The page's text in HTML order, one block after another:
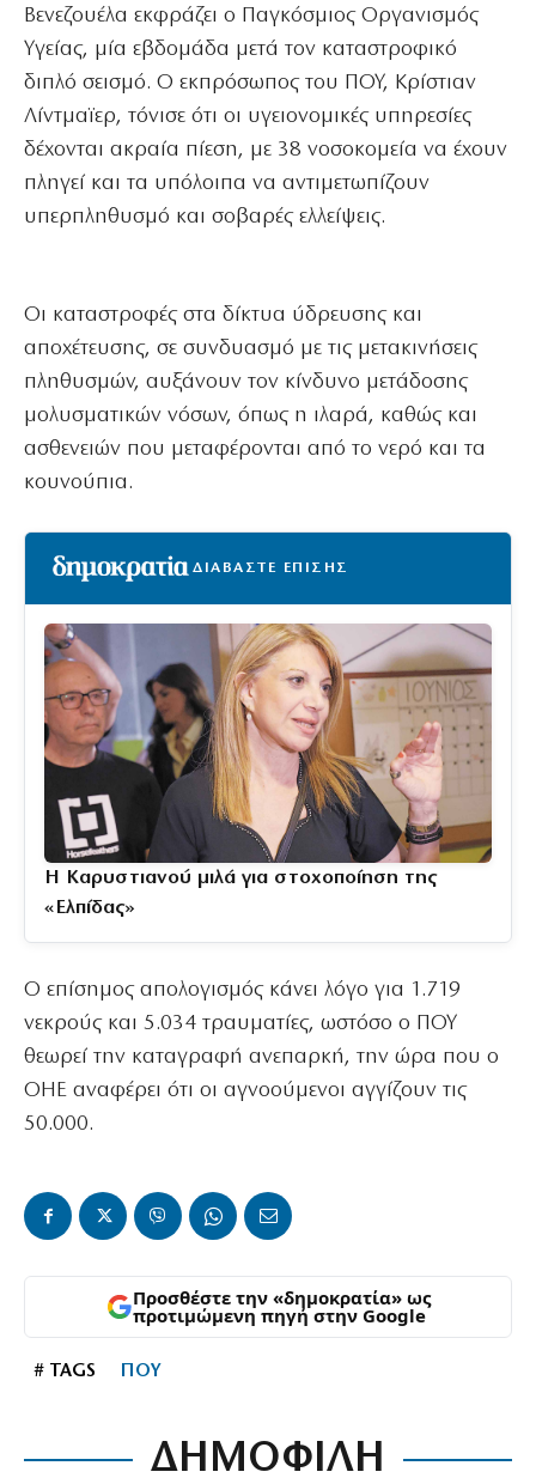
Βενεζουέλα εκφράζει ο Παγκόσμιος Οργανισμός
Υγείας, μία εβδομάδα μετά τον καταστροφικό
διπλό σεισμό. Ο εκπρόσωπος του ΠΟΥ, Κρίστιαν
Λίντμαϊερ, τόνισε ότι οι υγειονομικές υπηρεσίες
δέχονται ακραία πίεση, με 38 νοσοκομεία να έχουν
πληγεί και τα υπόλοιπα να αντιμετωπίζουν
υπερπληθυσμό και σοβαρές ελλείψεις.
Οι καταστροφές στα δίκτυα ύδρευσης και
αποχέτευσης, σε συνδυασμό με τις μετακινήσεις
πληθυσμών, αυξάνουν τον κίνδυνο μετάδοσης
μολυσματικών νόσων, όπως η ιλαρά, καθώς και
ασθενειών που μεταφέρονται από το νερό και τα
κουνούπια.
ΔΙΑΒΑΣΤΕ ΕΠΙΣΗΣ
Η Καρυστιανού μιλά για στοχοποίηση της
«Ελπίδας»
Ο επίσημος απολογισμός κάνει λόγο για 1.719
νεκρούς και 5.034 τραυματίες, ωστόσο ο ΠΟΥ
θεωρεί την καταγραφή ανεπαρκή, την ώρα που ο
ΟΗΕ αναφέρει ότι οι αγνοούμενοι αγγίζουν τις
50.000.
Προσθέστε την «δημοκρατία» ως
προτιμώμενη πηγή στην Google
# TAGS ΠΟΥ
ΔΗΜΟΦΙΛΗ